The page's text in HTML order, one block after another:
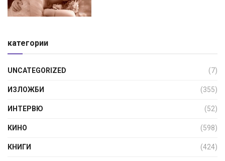
категории
UNCATEGORIZED (7)
ИЗЛОЖБИ (355)
ИНТЕРВЮ (52)
КИНО (598)
КНИГИ (424)